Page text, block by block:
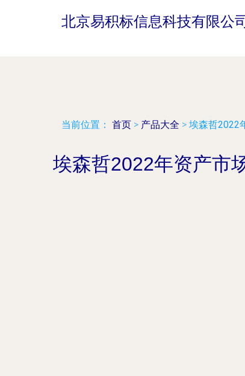
北京易积标信息科技有限公
当前位置： 首页 > 产品大全 > 埃森哲2022
埃森哲2022年资产市